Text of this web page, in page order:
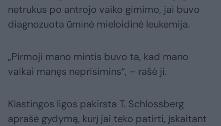
netrukus po antrojo vaiko gimimo, jai buvo
diagnozuota ūminė mieloidinė leukemija.
„Pirmoji mano mintis buvo ta, kad mano
vaikai manęs neprisimins“, – rašė ji.
Klastingos ligos pakirsta T. Schlossberg
aprašė gydymą, kurį jai teko patirti, įskaitant